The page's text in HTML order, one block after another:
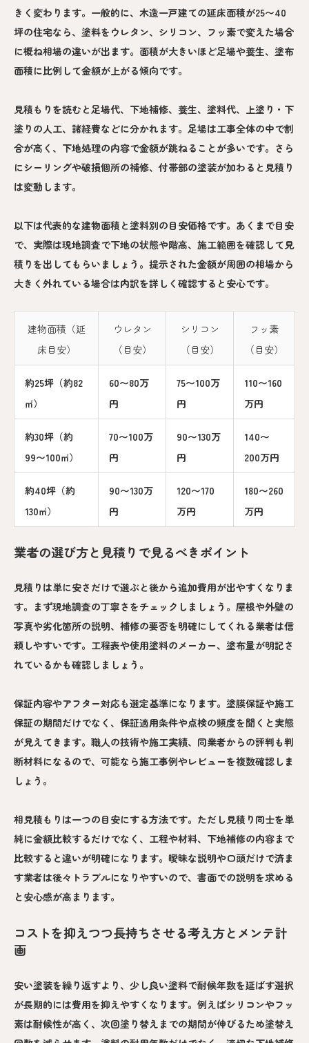
きく変わります。一般的に、木造一戸建ての延床面積が25〜40
坪の住宅なら、塗料をウレタン、シリコン、フッ素で変えた場合
に概ね相場の違いが出ます。面積が大きいほど足場や養生、塗布
面積に比例して金額が上がる傾向です。
見積もりを読むと足場代、下地補修、養生、塗料代、上塗り・下
塗りの人工、諸経費などに分かれます。足場は工事全体の中で割
合が高く、下地処理の内容で金額が跳ねることが多いです。さら
にシーリングや破損個所の補修、付帯部の塗装が加わると見積り
は変動します。
以下は代表的な建物面積と塗料別の目安価格です。あくまで目安
で、実際は現地調査で下地の状態や階高、施工範囲を確認して見
積りを出してもらいましょう。提示された金額が周囲の相場から
大きく外れている場合は内訳を詳しく確認すると安心です。
建物面積（延
床目安）
ウレタン
（目安）
シリコン
（目安）
フッ素
（目安）
約25坪（約82
㎡）
60〜80万
円
75〜100万
円
110〜160
万円
約30坪（約
99〜100㎡）
70〜100万
円
90〜130万
円
140〜
200万円
約40坪（約
130㎡）
90〜130万
円
120〜170
万円
180〜260
万円
業者の選び方と見積りで見るべきポイント
見積りは単に安さだけで選ぶと後から追加費用が出やすくなりま
す。まず現地調査の丁寧さをチェックしましょう。屋根や外壁の
写真や劣化箇所の説明、補修の要否を明確にしてくれる業者は信
頼しやすいです。工程表や使用塗料のメーカー、塗布量が明記さ
れているかも確認しましょう。
保証内容やアフター対応も選定基準になります。塗膜保証や施工
保証の期間だけでなく、保証適用条件や点検の頻度を聞くと実態
が見えてきます。職人の技術や施工実績、同業者からの評判も判
断材料になるので、可能なら施工事例やレビューを複数確認しま
しょう。
相見積もりは一つの目安にする方法です。ただし見積り同士を単
純に金額比較するだけでなく、工程や材料、下地補修の内容まで
比較すると違いが明確になります。曖昧な説明や口頭だけで済ま
す業者は後々トラブルになりやすいので、書面での説明を求める
と安心感が高まります。
コストを抑えつつ長持ちさせる考え方とメンテ計
画
安い塗装を繰り返すより、少し良い塗料で耐候年数を延ばす選択
が長期的には費用を抑えやすくなります。例えばシリコンやフッ
素は耐候性が高く、次回塗り替えまでの期間が伸びるため塗替え